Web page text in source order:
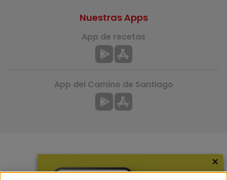
Nuestras Apps
App de recetas
App del Camino de Santiago
×